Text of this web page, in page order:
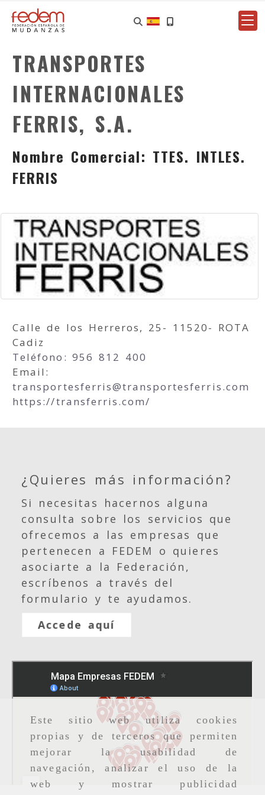
Este sitio web utiliza cookies
propias y de terceros que permiten
mejorar la usabilidad de
navegación, analizar el uso de la
web y mostrar publicidad
TRANSPORTES
INTERNACIONALES
FERRIS, S.A.
Nombre Comercial: TTES. INTLES.
FERRIS
Calle de los Herreros, 25- 11520- ROTA
Cadiz
Teléfono: 956 812 400
Email:
transportesferris
transportesferris.com
https://transferris.com/
¿Quieres más información?
Si necesitas hacernos alguna
consulta sobre los servicios que
ofrecemos a las empresas que
pertenecen a FEDEM o quieres
asociarte a la Federación,
escríbenos a través del
formulario y te ayudamos.
Accede aquí